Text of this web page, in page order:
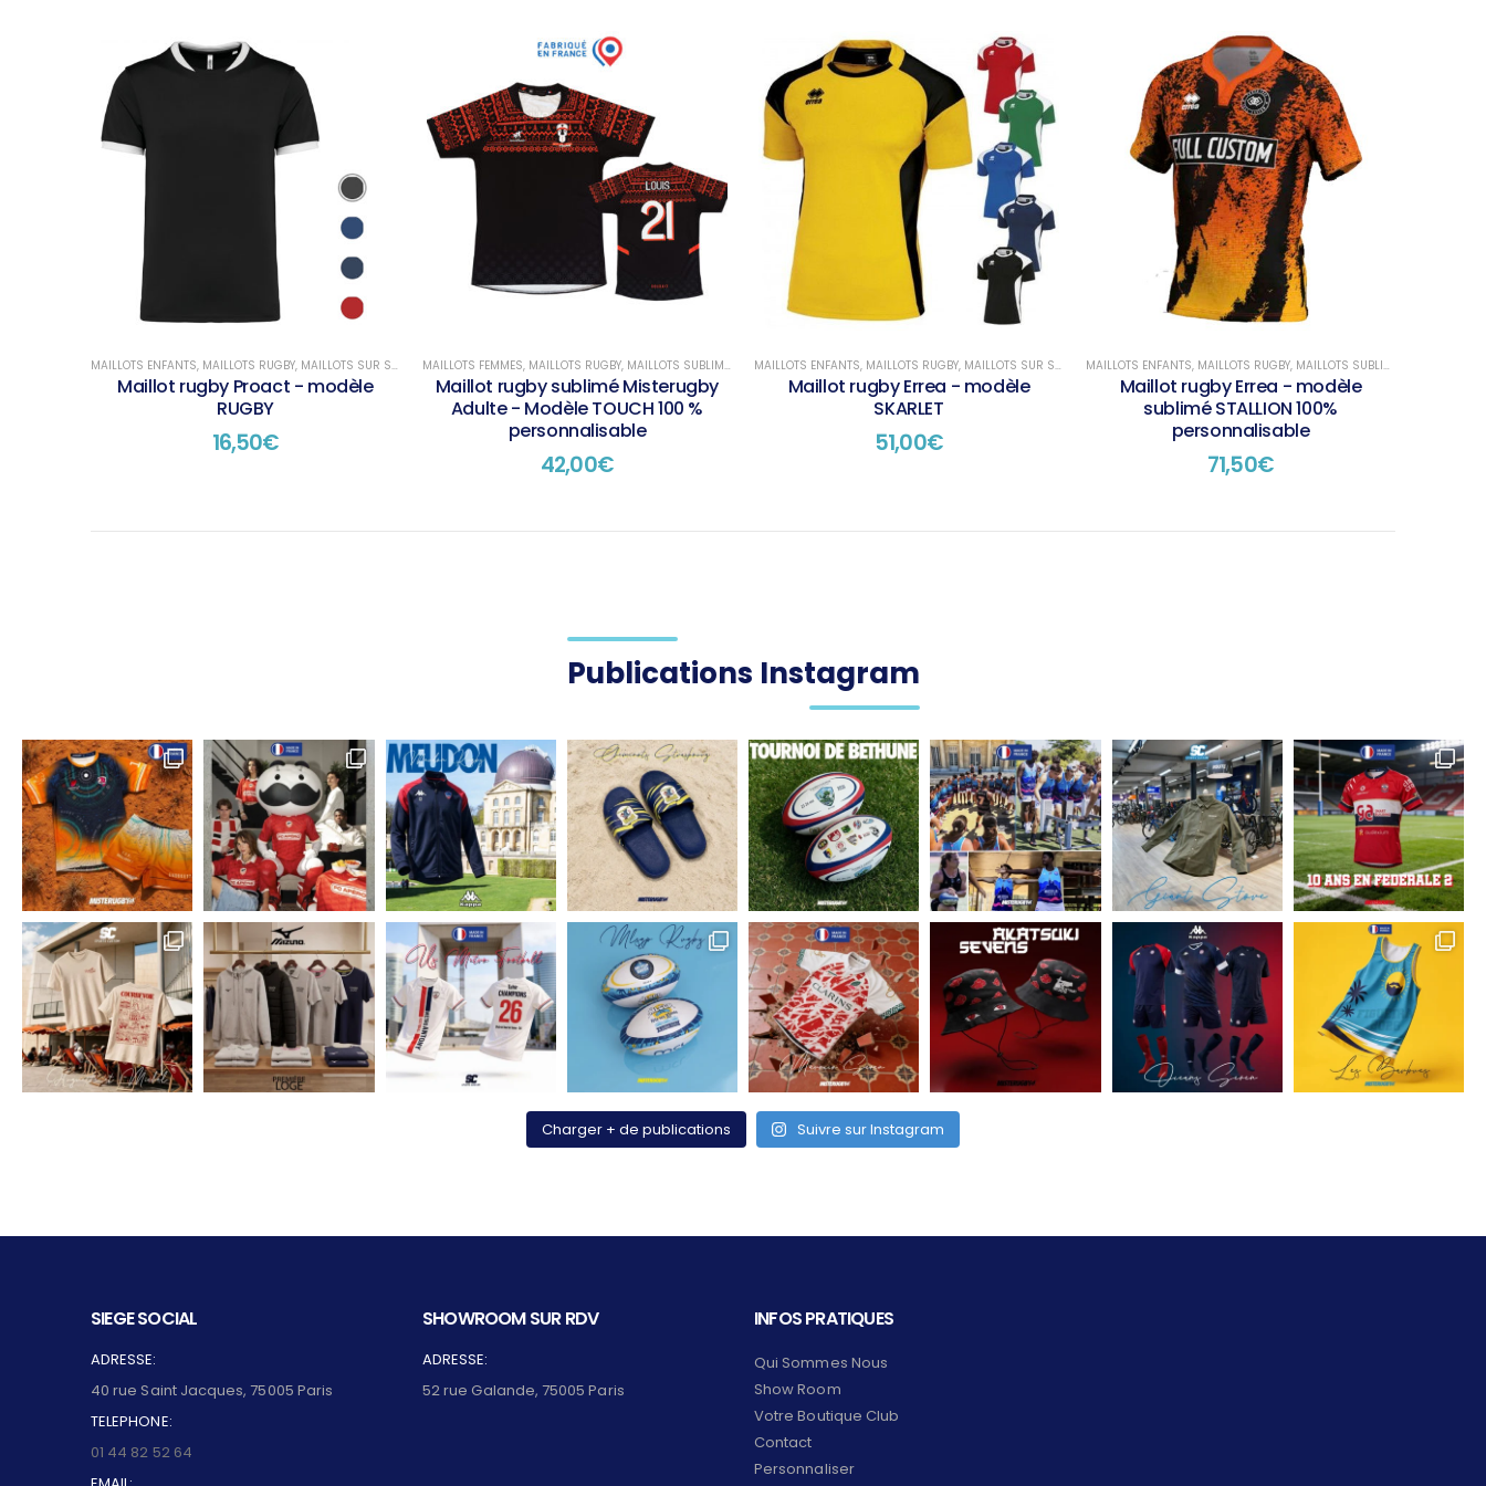
MAILLOTS ENFANTS, MAILLOTS RUGBY, MAILLOTS SUR STOCK
Maillot rugby Proact - modèle
RUGBY
16,50€
MAILLOTS FEMMES, MAILLOTS RUGBY, MAILLOTS SUBLIMÉS
Maillot rugby sublimé Misterugby
Adulte - Modèle TOUCH 100 %
personnalisable
42,00€
MAILLOTS ENFANTS, MAILLOTS RUGBY, MAILLOTS SUR STOCK
Maillot rugby Errea - modèle
SKARLET
51,00€
MAILLOTS ENFANTS, MAILLOTS RUGBY, MAILLOTS SUBLIMÉS
Maillot rugby Errea - modèle
sublimé STALLION 100%
personnalisable
71,50€
Publications Instagram
Charger + de publications Suivre sur Instagram
SIEGE SOCIAL
ADRESSE:
40 rue Saint Jacques, 75005 Paris
TELEPHONE:
01 44 82 52 64
SHOWROOM SUR RDV
ADRESSE:
52 rue Galande, 75005 Paris
INFOS PRATIQUES
Qui Sommes Nous
Show Room
Votre Boutique Club
Contact
Personnaliser